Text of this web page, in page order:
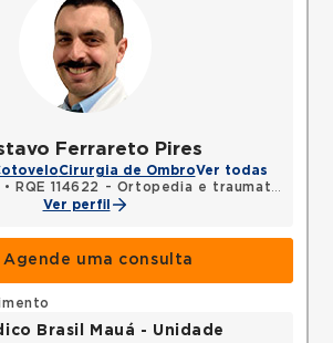
Ferrareto Pires
Cirurgia de OmbroVer todas
•
RQE 114622 - Ortopedia e traumatologia
Ver perfil
Agende uma consulta
Brasil Mauá - Unidade